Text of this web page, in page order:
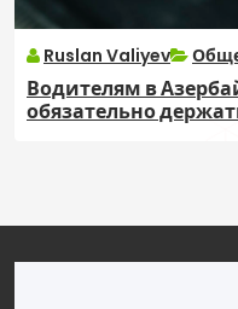
Ruslan Valiyev
Водителям в
обязательно